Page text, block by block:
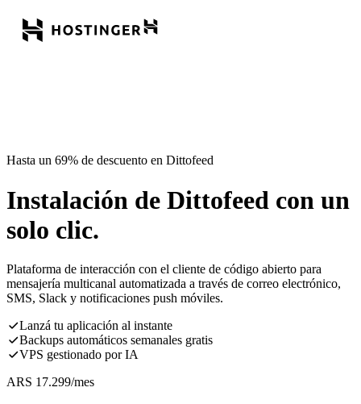
Hasta un 69% de descuento en Dittofeed
Instalación de Dittofeed con un
solo clic.
Plataforma de interacción con el cliente de código abierto para
mensajería multicanal automatizada a través de correo electrónico,
SMS, Slack y notificaciones push móviles.
Lanzá tu aplicación al instante
Backups automáticos semanales gratis
VPS gestionado por IA
ARS 17.299/mes